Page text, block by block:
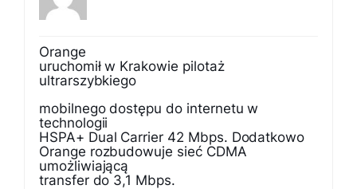
Orange
uruchomił w Krakowie pilotaż
ultrarszybkiego
mobilnego dostępu do internetu w
technologii
HSPA+ Dual Carrier 42 Mbps. Dodatkowo
Orange rozbudowuje sieć CDMA
umożliwiającą
transfer do 3,1 Mbps.